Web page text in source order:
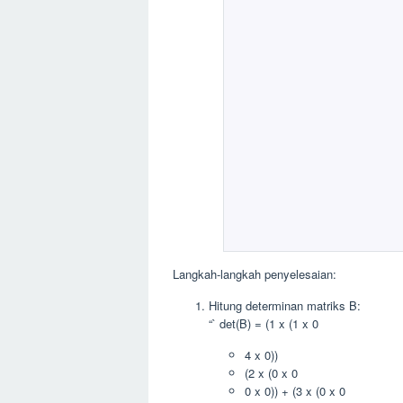
Langkah-langkah penyelesaian:
Hitung determinan matriks B:
“` det(B) = (1 x (1 x 0
4 x 0))
(2 x (0 x 0
0 x 0)) + (3 x (0 x 0